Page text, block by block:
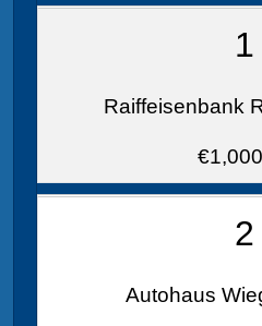
1
Raiffeisenbank
2
Autohaus